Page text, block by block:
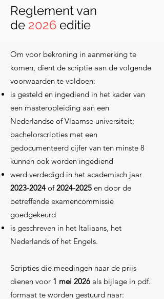
Reglement van
de 2026 editie
Om voor bekroning in aanmerking te
komen, dient de scriptie aan de volgende
voorwaarden te voldoen:
is gesteld en ingediend in het kader van
een masteropleiding aan een
Nederlandse of Vlaamse universiteit;
bachelorscripties met een
gedocumenteerd cijfer van ten minste 8
kunnen ook worden ingediend
werd verdedigd in het academisch jaar
2023-2024 of2024-2025 en door de
betreffende examencommissie
goedgekeurd
is geschreven in het Italiaans, het
Nederlands of het Engels.
Scripties die meedingen naar de prijs
dienen voor 1 mei 2026 als bijlage in pdf.
formaat te worden gestuurd naar: